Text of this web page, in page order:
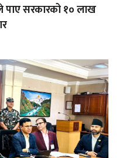
पाए सरकारको १० लाख